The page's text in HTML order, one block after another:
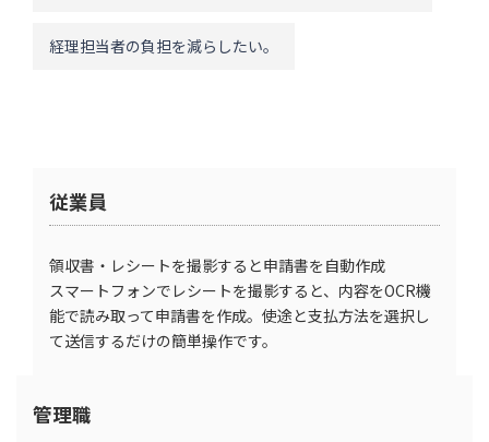
経理担当者の負担を減らしたい。
従業員
領収書・レシートを撮影すると申請書を自動作成
スマートフォンでレシートを撮影すると、内容をOCR機
能で読み取って申請書を作成。使途と支払方法を選択し
て送信するだけの簡単操作です。
管理職